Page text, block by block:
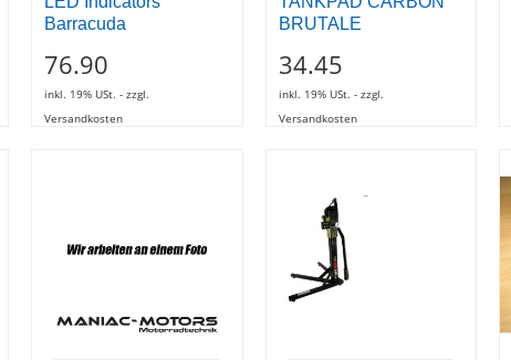
Barracuda
76.90
inkl. 19% USt. - zzgl.
Versandkosten
BRUTALE
34.45
inkl. 19% USt. - zzgl.
Versandkosten